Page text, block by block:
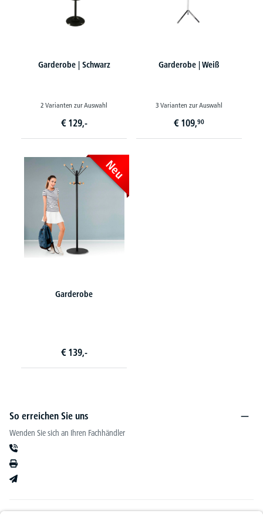
Garderobe | Schwarz
2 Varianten zur Auswahl
€ 129,-
Garderobe | Weiß
3 Varianten zur Auswahl
€ 109,90
Neu
Garderobe
€ 139,-
So erreichen Sie uns
Wenden Sie sich an Ihren Fachhändler